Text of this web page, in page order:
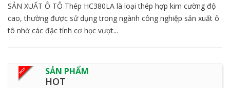
SẢN XUẤT Ô TÔ Thép HC380LA là loại thép hợp kim cường độ
cao, thường được sử dụng trong ngành công nghiệp sản xuất ô
tô nhờ các đặc tính cơ học vượt...
SẢN PHẨM
HOT